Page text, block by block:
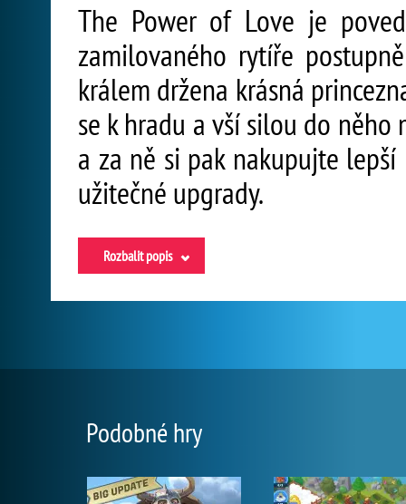
The Power of Love je
zamilovaného rytíře
králem držena krásná
se k hradu a vší silou do
a za ně si pak nakupujte
užitečné upgrady.
Rozbalit popis
Podobné hry